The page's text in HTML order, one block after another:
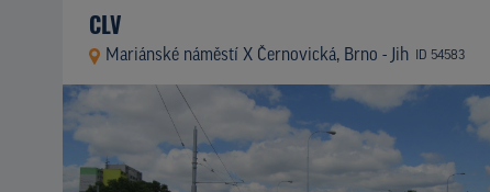
CLV
Mariánské náměstí X Černovická, Brno - Jih ID 54583